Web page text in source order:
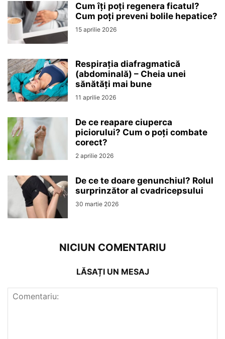
Cum îți poți regenera ficatul?
Cum poți preveni bolile hepatice?
15 aprilie 2026
Respirația diafragmatică
(abdominală) – Cheia unei
sănătăți mai bune
11 aprilie 2026
De ce reapare ciuperca
piciorului? Cum o poți combate
corect?
2 aprilie 2026
De ce te doare genunchiul? Rolul
surprinzător al cvadricepsului
30 martie 2026
NICIUN COMENTARIU
LĂSAȚI UN MESAJ